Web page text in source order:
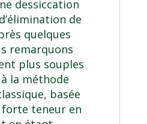
dessiccation
de
quelques
remarquons
plus souples
la méthode
basée
teneur en